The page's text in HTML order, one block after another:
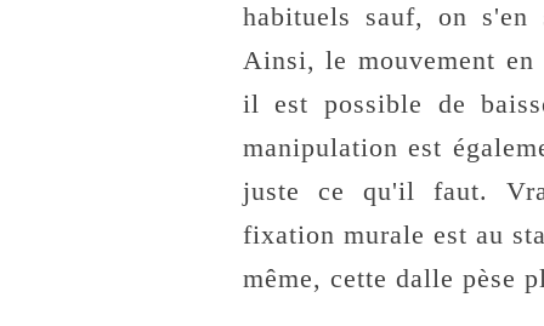
habituels sauf, on
Ainsi, le mouvement en
il est possible de
manipulation est
juste ce qu'il faut.
fixation murale est au
même, cette dalle pèse